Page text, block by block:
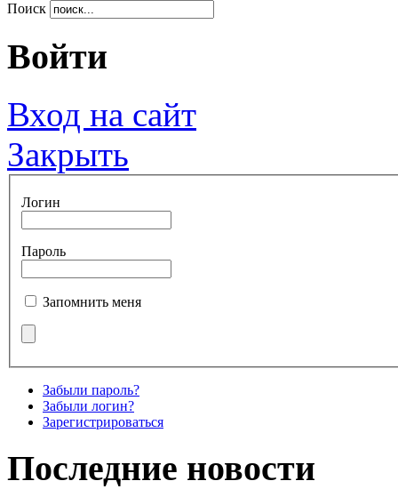
Поиск
Войти
Вход на сайт
Закрыть
Логин
Пароль
Запомнить меня
Забыли пароль?
Забыли логин?
Зарегистрироваться
Последние новости